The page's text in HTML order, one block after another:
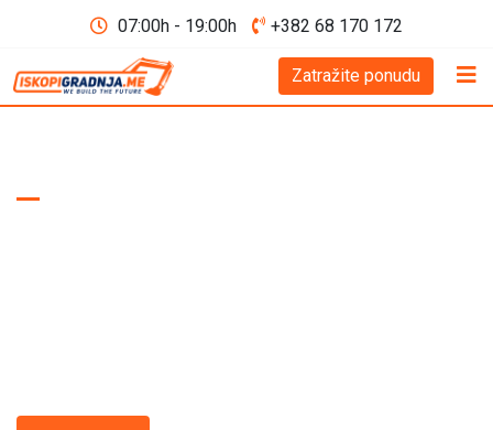
07:00h - 19:00h +382 68 170 172
Zatražite ponudu